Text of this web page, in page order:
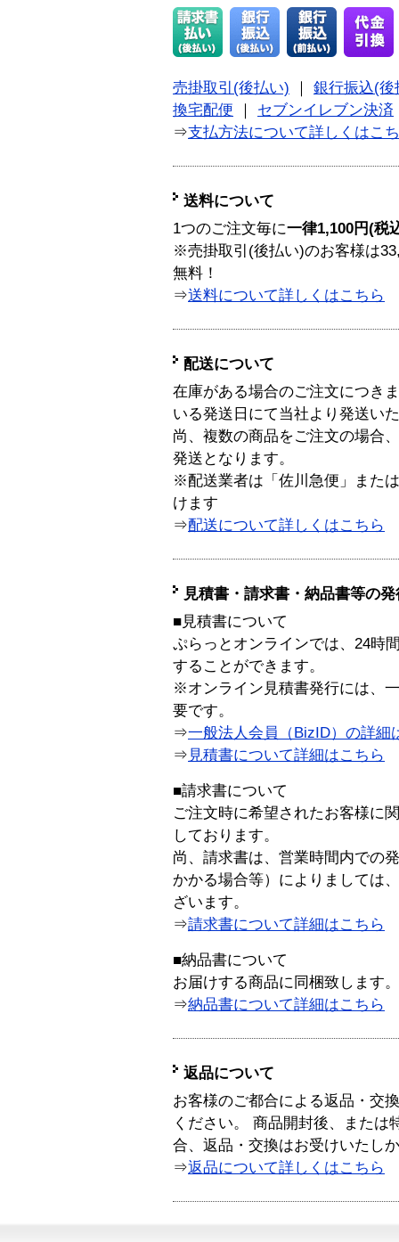
売掛取引(後払い)
銀行振込(後
換宅配便
セブンイレブン決済
⇒支払方法について詳しくはこ
送料について
1つのご注文毎に一律1,100円(税
※売掛取引(後払い)のお客様は
無料！
⇒送料について詳しくはこちら
配送について
在庫がある場合のご注文につき
いる発送日にて当社より発送い
尚、複数の商品をご注文の場合
発送となります。
※配送業者は「佐川急便」また
けます
⇒配送について詳しくはこちら
見積書・請求書・納品書等の
■見積書について
ぷらっとオンラインでは、24時
することができます。
※オンライン見積書発行には、
要です。
⇒一般法人会員（BizID）の詳細
⇒ 見積書について詳細はこちら
■請求書について
ご注文時に希望されたお客様に
しております。
尚、請求書は、営業時間内での
かかる場合等）によりましては
ざいます。
⇒請求書について詳細はこちら
■納品書について
お届けする商品に同梱致します。
⇒納品書について詳細はこちら
返品について
お客様のご都合による返品・交
ください。 商品開封後、または
合、返品・交換はお受けいたし
⇒返品について詳しくはこちら